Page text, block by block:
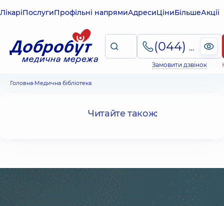
ЛікаріПослугиПрофільні напрямиАдресиЦіниБільшеАкції
(044) 495-2-888
Замовити дзвінок
Головна Медична бібліотека
Читайте також: